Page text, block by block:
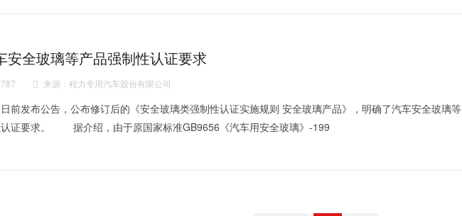
安全玻璃等产品强制性认证要求
 来源：程力专用汽车股份有限公司
前发布公告，公布修订后的《安全玻璃类强制性认证实施规则 安全玻璃产品》，明确了汽车安全玻璃等
认证要求。 据介绍，由于原国家标准GB9656《汽车用安全玻璃》-199